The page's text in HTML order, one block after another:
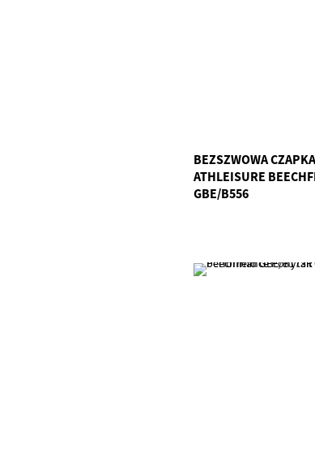
BEZSZWOWA CZAPKA
ATHLEISURE
GBE/B556